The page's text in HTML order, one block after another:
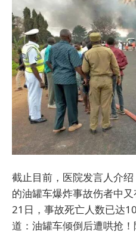
截止目前，医院发言人介
的油罐车爆炸事故伤者中
21日，事故死亡人数已达
道： 油罐车倾倒后遭哄抢